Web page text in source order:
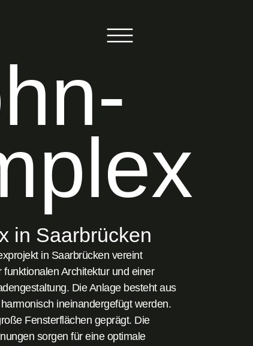
in Saarbrücken
in Saarbrücken vereint
Architektur und einer
Die Anlage besteht aus
ineinandergefügt werden.
Fensterflächen geprägt. Die
sorgen für eine optimale